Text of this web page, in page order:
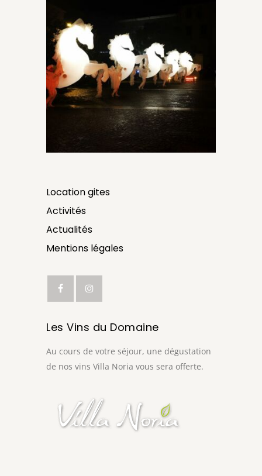
Location gites
Activités
Actualités
Mentions légales
Les Vins du Domaine
Au cours de votre séjour, une dégustation
de nos vins Villa Noria vous sera offerte.